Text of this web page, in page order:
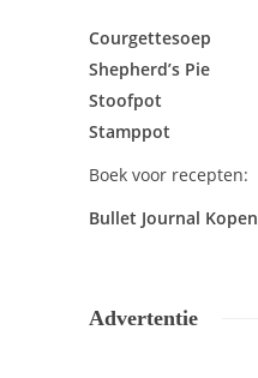
Courgettesoep
Shepherd’s Pie
Stoofpot
Stamppot
Boek voor recepten:
Bullet Journal Kopen
Advertentie